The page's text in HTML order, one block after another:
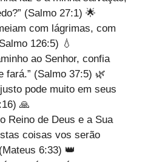
(Salmo 27:1) 🌟
com lágrimas, com
126:5) 💧
ao Senhor, confia
fará.” (Salmo 37:5) 🌿
pode muito em seus
🙏
Reino de Deus e a Sua
coisas vos serão
6:33) 👑